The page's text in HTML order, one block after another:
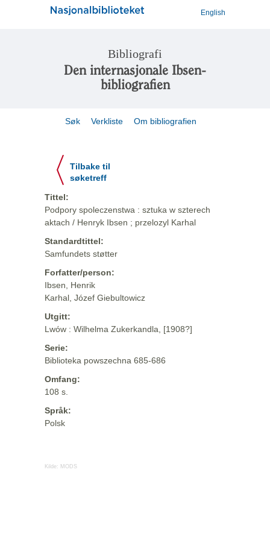
English
Bibliografi
Den internasjonale Ibsen-
bibliografien
Søk Verkliste Om bibliografien
Tilbake til
søketreff
Tittel:
Podpory spoleczenstwa : sztuka w szterech
aktach / Henryk Ibsen ; przelozyl Karhal
Standardtittel:
Samfundets støtter
Forfatter/person:
Ibsen, Henrik
Karhal, Józef Giebultowicz
Utgitt:
Lwów : Wilhelma Zukerkandla, [1908?]
Serie:
Biblioteka powszechna 685-686
Omfang:
108 s.
Språk:
Polsk
Kilde: MODS